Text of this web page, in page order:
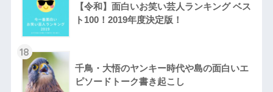
【令和】面白いお笑い芸人ランキング ベス
ト100！2019年度決定版！
18
千鳥・大悟のヤンキー時代や島の面白いエ
ピソードトーク書き起こし